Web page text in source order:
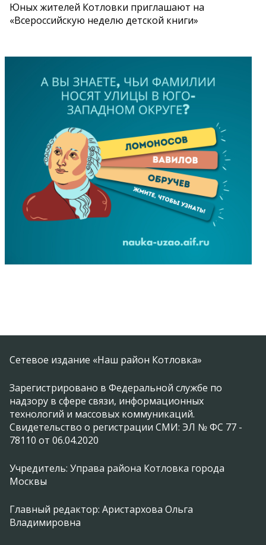
Юных жителей Котловки приглашают на
«Всероссийскую неделю детской книги»
Сетевое издание «Наш район Котловка»
Зарегистрировано в Федеральной службе по
надзору в сфере связи, информационных
технологий и массовых коммуникаций.
Свидетельство о регистрации СМИ: ЭЛ № ФС 77 -
78110 от 06.04.2020
Учредитель: Управа района Котловка города
Москвы
Главный редактор: Аристархова Ольга
Владимировна